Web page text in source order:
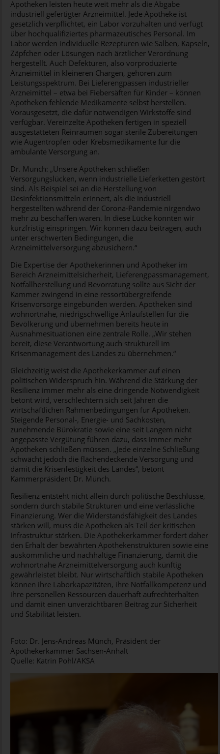
Apotheken leisten heute weit mehr als die Abgabe
industriell gefertigter Arzneimittel. Jede Apotheke ist
gesetzlich verpflichtet, ein Labor vorzuhalten und verfügt
über hochqualifiziertes pharmazeutisches Personal. Im
Labor werden individuelle Rezepturen wie Salben, Kapseln,
Zäpfchen oder Lösungen nach ärztlicher Verordnung
hergestellt. Auch Defekturen, also vorproduzierte
Arzneimittel in kleineren Chargen, gehören zum
Leistungsspektrum. Bei Lieferengpässen industrieller
Arzneimittel – etwa bei Fiebersäften für Kinder – können
Apotheken fehlende Medikamente selbst herstellen.
Vorausgesetzt, die dafür notwendigen Wirkstoffe sind
verfügbar. Vereinzelte Apotheken fertigen in speziell
ausgestatteten Reinräumen sogar sterile Zubereitungen
wie Augentropfen oder Krebsmedikamente für die
ambulante Versorgung an.
Dr. Münch: „Unsere Apotheken schließen
Versorgungslücken, wenn industrielle Lieferketten gestört
sind. Als Beispiel sei an die Herstellung von
Desinfektionsmitteln erinnert, als die industriell
hergestellten während der Corona-Pandemie nirgendwo
mehr zu beschaffen waren. In diese Lücke konnten wir
kurzfristig einspringen. Wir können dazu beitragen, auch
unter erschwerten Bedingungen, die
Arzneimittelversorgung abzusichern.“
Die Expertise der Apothekerinnen und Apotheker im
Bereich Arzneimittelsicherheit, Lieferengpassmanagement,
Notfallherstellung und Bevorratung sollte aus Sicht der
Kammer zwingend in eine ressortübergreifende
Krisenvorsorge eingebunden werden. Apotheken sind
wohnortnahe, niedrigschwellige Anlaufstellen für die
Bevölkerung und übernehmen bereits heute in
Ausnahmesituationen eine zentrale Rolle. „Wir stehen
bereit, diese Verantwortung auch strukturell im
Krisenmanagement des Landes zu übernehmen.“
Gleichzeitig weist die Apothekerkammer auf einen
politischen Widerspruch hin. Während die Stärkung der
Resilienz immer mehr als eine dringende Notwendigkeit
betont wird, verschlechtern sich seit Jahren die
wirtschaftlichen Rahmenbedingungen für Apotheken.
Steigende Personal-, Energie- und Sachkosten,
zunehmende Bürokratie sowie eine seit Langem nicht
angepasste Vergütung führen dazu, dass immer mehr
Apotheken schließen müssen. „Jede einzelne Schließung
schwächt jedoch die flächendeckende Versorgung und
damit die Krisenfestigkeit des Landes“, betont
Kammerpräsident Dr. Münch.
Resilienz entsteht nicht allein durch politische Beschlüsse,
sondern durch stabile Strukturen und eine verlässliche
Finanzierung. Wer die Widerstandsfähigkeit des Landes
stärken will, muss die Apotheken als Teil der kritischen
Infrastruktur stärken. Die Apothekerkammer fordert daher
den Erhalt der bewährten Apothekenstrukturen sowie eine
auskömmliche und nachhaltige Finanzierung, damit die
wohnortnahe Arzneimittelversorgung auch künftig
gewährleistet bleibt. Nur wirtschaftlich stabile Apotheken
können ihre Laborkapazitäten, ihre Notfallkompetenz und
ihre personellen Ressourcen dauerhaft aufrechterhalten
und damit einen unverzichtbaren Beitrag zur Sicherheit
und Stabilität leisten.
Foto: Dr. Jens-Andreas Münch, Präsident der
Apothekerkammer Sachsen-Anhalt
Quelle: Katrin Pohl/AKSA